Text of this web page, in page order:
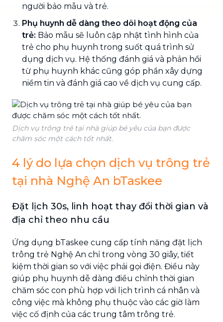
người bảo mẫu và trẻ.
Phụ huynh dễ dàng theo dõi hoạt động của
trẻ: Bảo mẫu sẽ luôn cập nhật tình hình của
trẻ cho phụ huynh trong suốt quá trình sử
dụng dịch vụ. Hệ thống đánh giá và phản hồi
từ phụ huynh khác cũng góp phần xây dựng
niềm tin và đánh giá cao về dịch vụ cung cấp.
Dịch vụ trông trẻ tại nhà giúp bé yêu của bạn được
chăm sóc một cách tốt nhất.
4 lý do lựa chọn dịch vụ trông trẻ
tại nhà Nghệ An bTaskee
Đặt lịch 30s, linh hoạt thay đổi thời gian và
địa chỉ theo nhu cầu
Ứng dụng bTaskee cung cấp tính năng đặt lịch
trông trẻ Nghệ An chỉ trong vòng 30 giây, tiết
kiệm thời gian so với việc phải gọi điện. Điều này
giúp phụ huynh dễ dàng điều chỉnh thời gian
chăm sóc con phù hợp với lịch trình cá nhân và
công việc mà không phụ thuộc vào các giờ làm
việc cố định của các trung tâm trông trẻ.